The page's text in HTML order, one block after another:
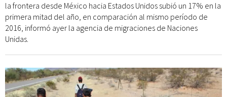
la frontera desde México hacia Estados Unidos subió un 17% en la
primera mitad del año, en comparación al mismo período de
2016, informó ayer la agencia de migraciones de Naciones
Unidas.